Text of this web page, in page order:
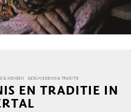
& MENSEN GESCHIEDENIS & TRADITIE
EN TRADITIE IN